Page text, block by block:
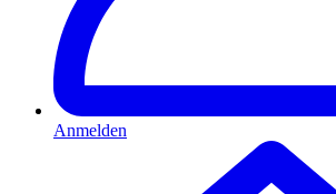
Anmelden